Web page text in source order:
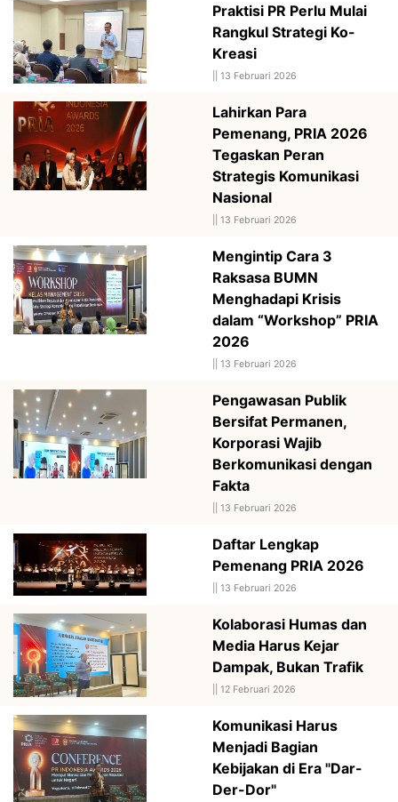
Praktisi PR Perlu Mulai
Rangkul Strategi Ko-
Kreasi
13 Februari 2026
Lahirkan Para
Pemenang, PRIA 2026
Tegaskan Peran
Strategis Komunikasi
Nasional
13 Februari 2026
Mengintip Cara 3
Raksasa BUMN
Menghadapi Krisis
dalam “Workshop” PRIA
2026
13 Februari 2026
Pengawasan Publik
Bersifat Permanen,
Korporasi Wajib
Berkomunikasi dengan
Fakta
13 Februari 2026
Daftar Lengkap
Pemenang PRIA 2026
13 Februari 2026
Kolaborasi Humas dan
Media Harus Kejar
Dampak, Bukan Trafik
12 Februari 2026
Komunikasi Harus
Menjadi Bagian
Kebijakan di Era "Dar-
Der-Dor"